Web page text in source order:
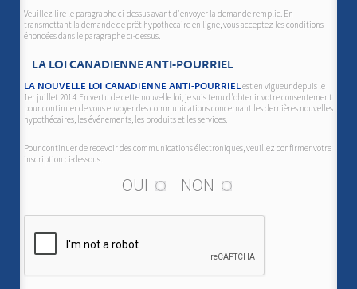
Veuillez lire le paragraphe ci-dessus avant d'envoyer la demande remplie. En
transmettant la demande de prêt hypothécaire en ligne, vous acceptez les conditions
énoncées dans le paragraphe ci-dessus.
LA LOI CANADIENNE ANTI-POURRIEL
LA NOUVELLE LOI CANADIENNE ANTI-POURRIELest en vigueur depuis le
1er juillet 2014. En vertu de cette nouvelle loi, je suis tenu d'obtenir votre consentement
pour continuer de vous envoyer des communications concernant les dernières nouvelles
hypothécaires, les événements, les produits et les services.
Pour continuer de recevoir des communications électroniques, veuillez confirmer votre
inscription ci-dessous.
OUI NON